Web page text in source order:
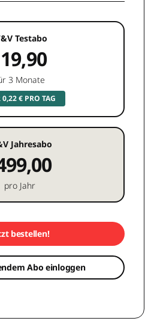
Testabo
19,90
3 Monate
0,22 € PRO TAG
Jahresabo
pro Jahr
bestellen!
Abo einloggen